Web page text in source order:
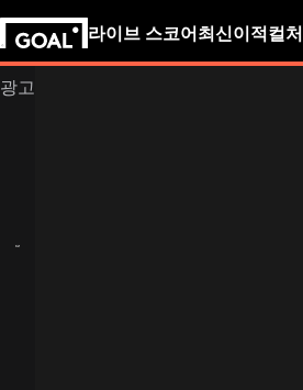
라이브 스코어 최신이적 컬처